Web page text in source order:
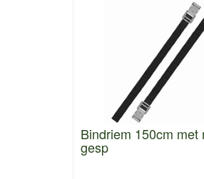
Bindriem 150cm met
gesp